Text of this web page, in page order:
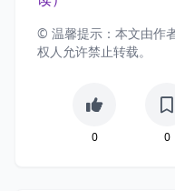
© 温馨提示：本文由作
权人允许禁止转载。
0 0